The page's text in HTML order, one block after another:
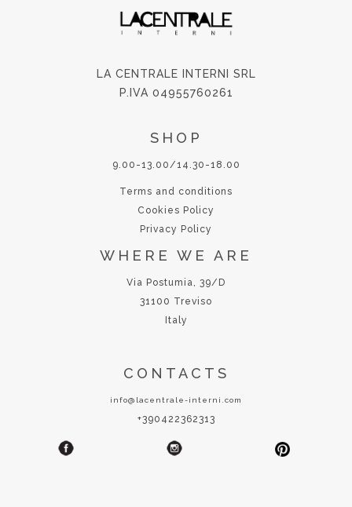
LA CENTRALE INTERNI SRL
P.IVA 04955760261
SHOP
9.00-13.00/14.30-18.00
Terms and conditions
Cookies Policy
Privacy Policy
WHERE WE ARE
Via Postumia, 39/D
31100 Treviso
Italy
CONTACTS
info@lacentrale-interni.com
+390422362313